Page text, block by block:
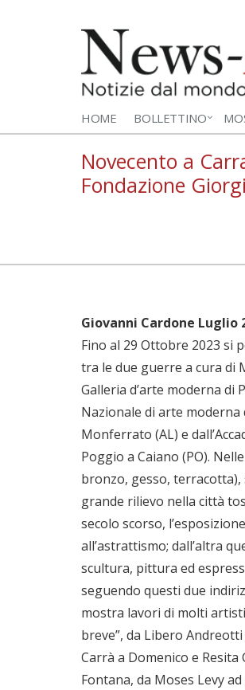
HOME BOLLETTINO
Novecento a
Fondazione
Giovanni Cardone Luglio
Fino al 29 Ottobre 2023 si
tra le due guerre a cura di
Galleria d’arte moderna di
Nazionale di arte moderna
Monferrato (AL) e
Poggio a Caiano (PO).
bronzo, gesso,
grande rilievo nella città
secolo scorso,
all’astrattismo; dall’altra
scultura, pittura ed
seguendo questi due
mostra lavori di molti
breve”, da Libero
Carrà a Domenico e
Fontana, da Moses Levy